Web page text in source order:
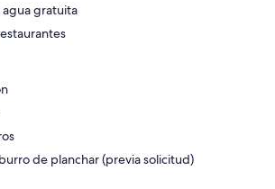
gratuita
de planchar (previa solicitud)